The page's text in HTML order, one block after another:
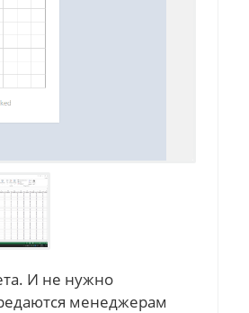
И не нужно
менеджерам